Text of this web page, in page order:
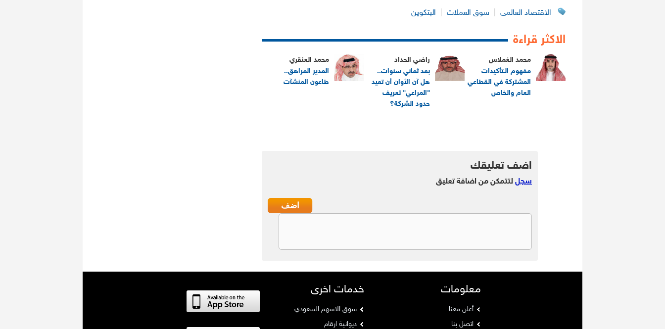
الاقتصاد العالمى سوق العملات البتكوين
الاكثر قراءة
محمد الغملاس
مفهوم الـتأكيدات
المشتركة في القطاعي
العام والخاص
راضي الحداد
بعد ثماني سنوات..
هل آن الأوان أن تعيد
"المراعي" تعريف
حدود الشركة؟
محمد العنقري
المدير المراهق..
طاعون المنشآت
اضف تعليقك
سجل لتتمكن من اضافة تعليق
معلومات
أعلن معنا
اتصل بنا
خدمات اخرى
سوق الاسهم السعودي
ديوانية ارقام